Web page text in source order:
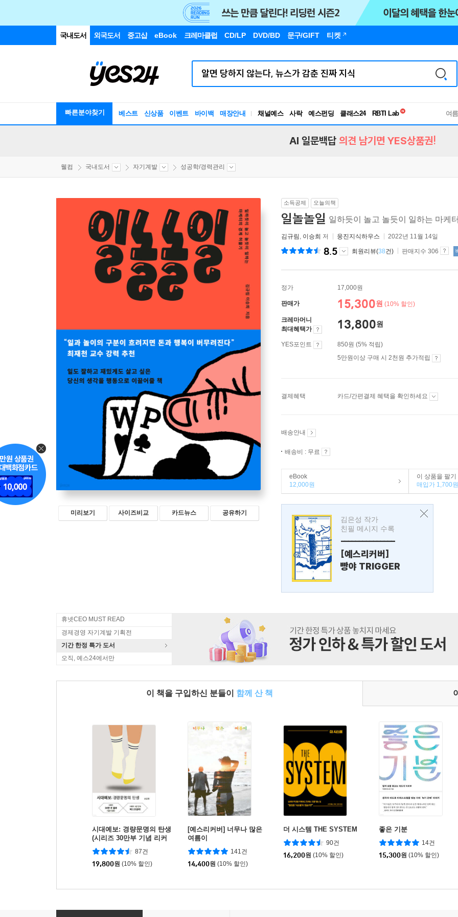
국내도서 외국도서 중고샵 eBook 크레마클럽 CD/LP DVD/BD 문구/GIFT 티켓
빠른분야찾기 베스트 신상품 이벤트 바이백 매장안내 채널예스 사락 예스펀딩 클래스24
RBTI Lab
독서유형검사
여
AI 일문백답 의견 남기면 YES상품권!
웰컴 국내도서 자기계발 성공학/경력관리
미리보기 사이즈비교 카드뉴스 공유하기
소득공제 오늘의책
일놀놀일 일하듯이 놀고 놀듯이 일하는 마케
김규림 , 이승희 저 웅진지식하우스 2022년 11월 14일
8.5 회원리뷰(38건) 판매지수 306
정가 17,000원
판매가 15,300원 (10% 할인)
크레마머니
최대혜택가
13,800원
YES포인트
850원 (5% 적립)
5만원이상 구매 시 2천원 추가적립
결제혜택 카드/간편결제 혜택을 확인하세요
배송안내
배송비 : 무료
eBook
12,000원
이 상품을 팔기
매입가 1,700원
김은성 작가
친필 메시지 수록
---------------
[예스리커버]
빵야 TRIGGER
휴넷CEO MUST READ
경제경영 자기계발 기획전
기간 한정 특가 도서
오직, 예스24에서만
이 책을 구입하신 분들이 함께 산 책
시대예보: 경량문명의 탄생
(시리즈 30만부 기념 리커
버 한정판)
87건
19,800원 (10% 할인)
[예스리커버] 너무나 많은
여름이
141건
14,400원 (10% 할인)
더 시스템 THE SYSTEM
90건
16,200원 (10% 할인)
좋은 기분
14건
15,300원 (10% 할인)